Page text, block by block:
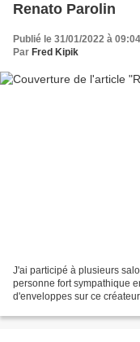
Renato Parolin
Publié le 31/01/2022 à 09:04
Par Fred Kipik
J'ai participé à plusieurs
personne fort sympathique
d'enveloppes sur ce